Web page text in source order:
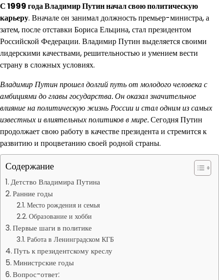
С 1999 года Владимир Путин начал свою политическую
карьеру. Вначале он занимал должность премьер-министра, а
затем, после отставки Бориса Ельцина, стал президентом
Российской Федерации. Владимир Путин выделяется своими
лидерскими качествами, решительностью и умением вести
страну в сложных условиях.
Владимир Путин прошел долгий путь от молодого человека с
амбициями до главы государства. Он оказал значительное
влияние на политическую жизнь России и стал одним из самых
известных и влиятельных политиков в мире.Сегодня Путин
продолжает свою работу в качестве президента и стремится к
развитию и процветанию своей родной страны.
Содержание
Детство Владимира Путина
Ранние годы
Место рождения и семья
Образование и хобби
Первые шаги в политике
Работа в Ленинградском КГБ
Путь к президентскому креслу
Министрские годы
Вопрос-ответ: